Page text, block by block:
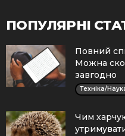
ПОПУЛЯРНІ
Повний
Можна
завгодно
Техніка/
Чим